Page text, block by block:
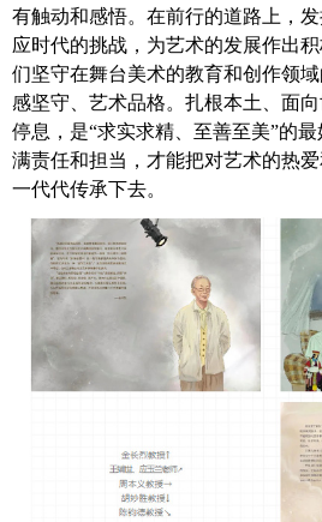
有触动和感悟。在前行的道路上，
应时代的挑战，为艺术的发展作出
们坚守在舞台美术的教育和创作领
感坚守、艺术品格。扎根本土、面
停息，是“求实求精、至善至美”的
满责任和担当，才能把对艺术的热
一代代传承下去。